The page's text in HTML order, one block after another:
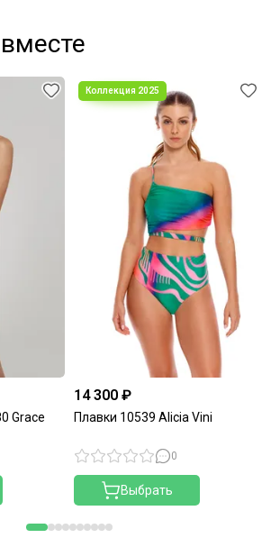
Grace
14 300 ₽
Плавки 10539 Alicia Vini
0
Выбрать